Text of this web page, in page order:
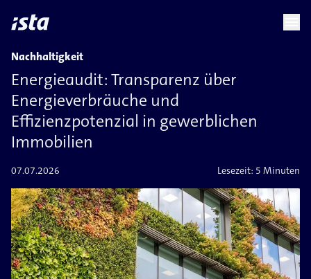
languagechevron_right
Nachhaltigkeit
Energieaudit: Transparenz über
Energieverbräuche und
Effizienzpotenzial in gewerblichen
Immobilien
07.07.2026 Lesezeit: 5 Minuten